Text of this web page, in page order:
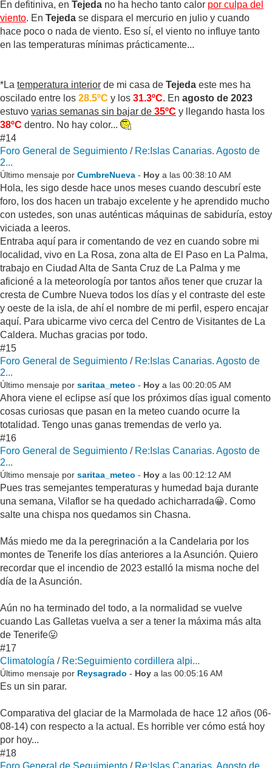
En defitiniva, en Tejeda no ha hecho tanto calor por culpa del
viento. En Tejeda se dispara el mercurio en julio y cuando
hace poco o nada de viento. Eso sí, el viento no influye tanto
en las temperaturas mínimas prácticamente...
*La temperatura interior de mi casa de Tejeda este mes ha
oscilado entre los 28.5ºC y los 31.3ºC. En agosto de 2023
estuvo varias semanas sin bajar de 35ºC y llegando hasta los
38ºC dentro. No hay color...
#14
Foro General de Seguimiento / Re:Islas Canarias. Agosto de
2...
Último mensaje por CumbreNueva - Hoy a las 00:38:10 AM
Hola, les sigo desde hace unos meses cuando descubrí este
foro, los dos hacen un trabajo excelente y he aprendido mucho
con ustedes, son unas auténticas máquinas de sabiduría, estoy
viciada a leeros.
Entraba aquí para ir comentando de vez en cuando sobre mi
localidad, vivo en La Rosa, zona alta de El Paso en La Palma,
trabajo en Ciudad Alta de Santa Cruz de La Palma y me
aficioné a la meteorología por tantos años tener que cruzar la
cresta de Cumbre Nueva todos los días y el contraste del este
y oeste de la isla, de ahí el nombre de mi perfil, espero encajar
aquí. Para ubicarme vivo cerca del Centro de Visitantes de La
Caldera. Muchas gracias por todo.
#15
Foro General de Seguimiento / Re:Islas Canarias. Agosto de
2...
Último mensaje por saritaa_meteo - Hoy a las 00:20:05 AM
Ahora viene el eclipse así que los próximos días igual comento
cosas curiosas que pasan en la meteo cuando ocurre la
totalidad. Tengo unas ganas tremendas de verlo ya.
#16
Foro General de Seguimiento / Re:Islas Canarias. Agosto de
2...
Último mensaje por saritaa_meteo - Hoy a las 00:12:12 AM
Pues tras semejantes temperaturas y humedad baja durante
una semana, Vilaflor se ha quedado achicharrada😀. Como
salte una chispa nos quedamos sin Chasna.
Más miedo me da la peregrinación a la Candelaria por los
montes de Tenerife los días anteriores a la Asunción. Quiero
recordar que el incendio de 2023 estalló la misma noche del
día de la Asunción.
Aún no ha terminado del todo, a la normalidad se vuelve
cuando Las Galletas vuelva a ser a tener la máxima más alta
de Tenerife😛
#17
Climatología / Re:Seguimiento cordillera alpi...
Último mensaje por Reysagrado - Hoy a las 00:05:16 AM
Es un sin parar.
Comparativa del glaciar de la Marmolada de hace 12 años (06-
08-14) con respecto a la actual. Es horrible ver cómo está hoy
por hoy...
#18
Foro General de Seguimiento / Re:Islas Canarias. Agosto de